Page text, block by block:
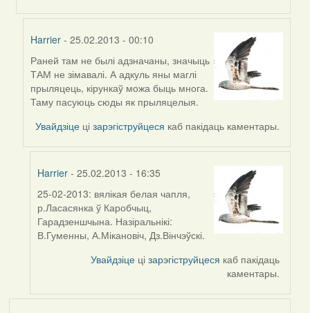
Harrier - 25.02.2013 - 00:10
In
reply
to
by
AV
Раней там не былі адзначаны, значыць
ТАМ не зімавалі. А адкуль яны маглі
прыляцець, кірункаў можа быць многа.
Таму пасуюць сюды як прыляцелыя.
Увайдзіце цізарэгіструйцеся каб пакідаць каментары.
Harrier- 25.02.2013 - 16:35
In
reply
to
by
25-02-2013: вялікая белая чапля,
р.Ласасянка ў Каробчыц,
Гарадзеншчына. Назіральнікі:
В.Гуменны, А.Мікановіч, Дз.Вінчэўскі.
Увайдзіце цізарэгіструйцеся каб пакідаць
каментары.